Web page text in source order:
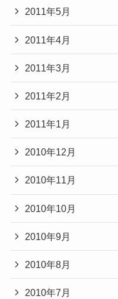
2011年5月
2011年4月
2011年3月
2011年2月
2011年1月
2010年12月
2010年11月
2010年10月
2010年9月
2010年8月
2010年7月